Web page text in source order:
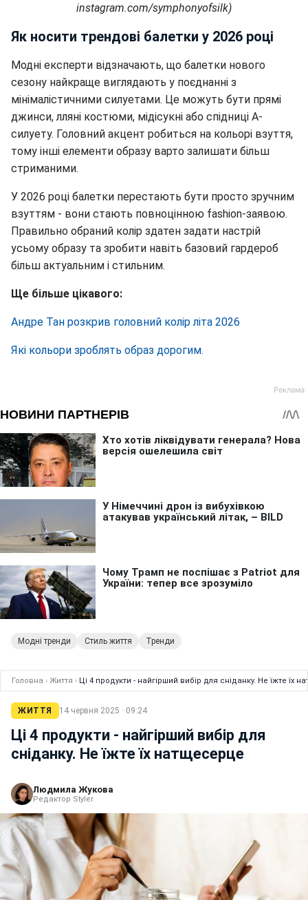
instagram.com/symphonyofsilk)
Як носити трендові балетки у 2026 році
Модні експерти відзначають, що балетки нового
сезону найкраще виглядають у поєднанні з
мінімалістичними силуетами. Це можуть бути прямі
джинси, лляні костюми, мідісукні або спідниці А-
силуету. Головний акцент робиться на кольорі взуття,
тому інші елементи образу варто залишати більш
стриманими.
У 2026 році балетки перестають бути просто зручним
взуттям - вони стають повноцінною fashion-заявою.
Правильно обраний колір здатен задати настрій
усьому образу та зробити навіть базовий гардероб
більш актуальним і стильним.
Ще більше цікавого:
Андре Тан розкрив головний колір літа 2026
Які кольори зроблять образ дорогим.
Модні тренди Стиль життя Тренди
Головна › Життя › Ці 4 продукти - найгірший вибір для сніданку. Не їжте їх
ЖИТТЯ 14 червня 2025 · 09:24
Ці 4 продукти - найгірший вибір для
сніданку. Не їжте їх натщесерце
Людмила Жукова
Редактор Styler